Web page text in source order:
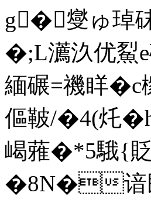
g�燮ゅ琸砞
�;L瀳汣优鮤
緬碾=禨眻�
傴鞁/�4(灹
嵑蕥�*5騀{貶
� 8N�谙